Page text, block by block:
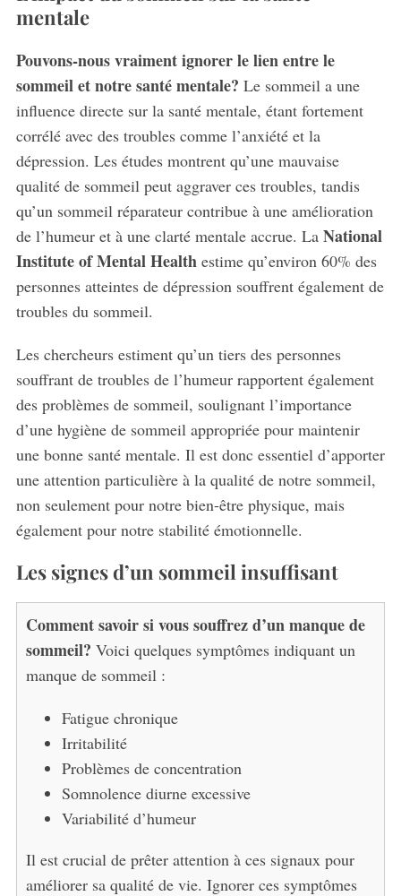
mentale
Pouvons-nous vraiment ignorer le lien entre le
sommeil et notre santé mentale? Le sommeil a une
influence directe sur la santé mentale, étant fortement
corrélé avec des troubles comme l’anxiété et la
dépression. Les études montrent qu’une mauvaise
qualité de sommeil peut aggraver ces troubles, tandis
qu’un sommeil réparateur contribue à une amélioration
de l’humeur et à une clarté mentale accrue. La National
Institute of Mental Health estime qu’environ 60% des
personnes atteintes de dépression souffrent également de
troubles du sommeil.
Les chercheurs estiment qu’un tiers des personnes
souffrant de troubles de l’humeur rapportent également
des problèmes de sommeil, soulignant l’importance
d’une hygiène de sommeil appropriée pour maintenir
une bonne santé mentale. Il est donc essentiel d’apporter
une attention particulière à la qualité de notre sommeil,
non seulement pour notre bien-être physique, mais
également pour notre stabilité émotionnelle.
Les signes d’un sommeil insuffisant
Comment savoir si vous souffrez d’un manque de
sommeil? Voici quelques symptômes indiquant un
manque de sommeil :
Fatigue chronique
Irritabilité
Problèmes de concentration
Somnolence diurne excessive
Variabilité d’humeur
Il est crucial de prêter attention à ces signaux pour
améliorer sa qualité de vie. Ignorer ces symptômes